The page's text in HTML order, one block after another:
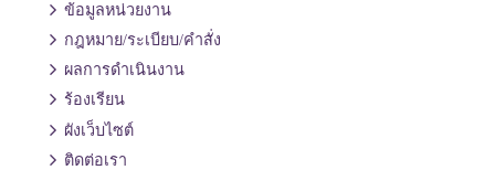
ข้อมูลหน่วยงาน
กฎหมาย/ระเบียบ/คำสั่ง
ผลการดำเนินงาน
ร้องเรียน
ผังเว็บไซต์
ติดต่อเรา